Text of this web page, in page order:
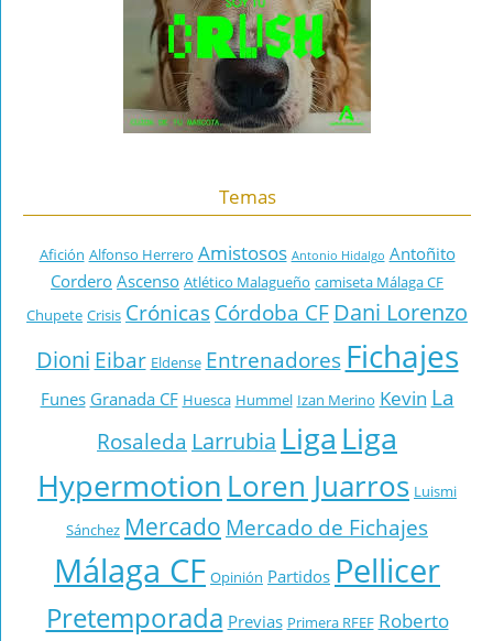
Temas
Afición Alfonso Herrero Amistosos Antonio Hidalgo Antoñito
CorderoAscenso Atlético Malagueño camiseta Málaga CF
Chupete Crisis Crónicas Córdoba CF Dani Lorenzo
Dioni Eibar Eldense Entrenadores Fichajes
Funes Granada CF Huesca Hummel Izan Merino Kevin La
Rosaleda Larrubia Liga Liga
Hypermotion Loren Juarros Luismi
Sánchez Mercado Mercado de Fichajes
Málaga CF Opinión Partidos Pellicer
Pretemporada Previas Primera RFEF Roberto